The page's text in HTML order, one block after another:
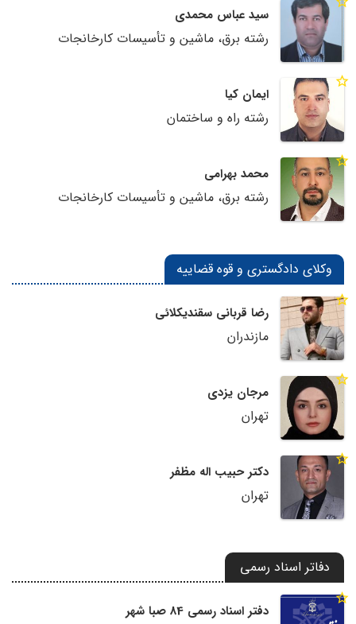
سید عباس محمدی
رشته برق، ماشین و تأسیسات کارخانجات
ایمان کیا
رشته راه و ساختمان
محمد بهرامی
رشته برق، ماشین و تأسیسات کارخانجات
وکلای دادگستری و قوه قضاییه
رضا قربانی سقندیکلائی
مازندران
مرجان یزدی
تهران
دکتر حبیب اله مظفر
تهران
دفاتر اسناد رسمی
دفتر اسناد رسمی 84 صبا شهر